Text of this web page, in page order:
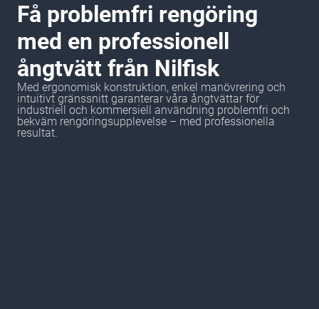
Få problemfri rengöring
med en professionell
ångtvätt från Nilfisk
Med ergonomisk konstruktion, enkel manövrering och
intuitivt gränssnitt garanterar våra ångtvättar för
industriell och kommersiell användning problemfri och
bekväm rengöringsupplevelse – med professionella
resultat.